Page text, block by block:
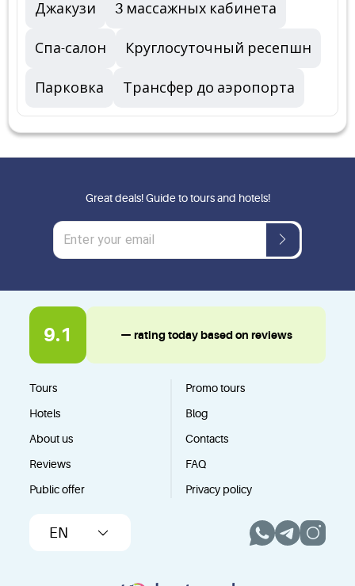
Джакузи 3 массажных кабинета
Спа-салон Круглосуточный ресепшн
Парковка Трансфер до аэропорта
9.1 — rating today based on reviews
Tours
Promo tours
Hotels
Blog
About us
Contacts
Reviews
FAQ
Public offer
Privacy policy
EN
Great deals! Guide to tours and hotels!